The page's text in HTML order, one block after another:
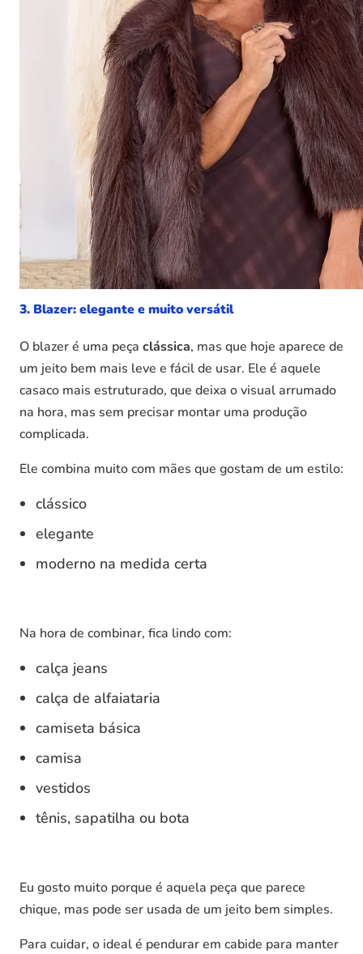
3. Blazer: elegante e muito versátil
O blazer é uma peça clássica, mas que hoje aparece de
um jeito bem mais leve e fácil de usar. Ele é aquele
casaco mais estruturado, que deixa o visual arrumado
na hora, mas sem precisar montar uma produção
complicada.
Ele combina muito com mães que gostam de um estilo:
clássico
elegante
moderno na medida certa
Na hora de combinar, fica lindo com:
calça jeans
calça de alfaiataria
camiseta básica
camisa
vestidos
tênis, sapatilha ou bota
Eu gosto muito porque é aquela peça que parece
chique, mas pode ser usada de um jeito bem simples.
Para cuidar, o ideal é pendurar em cabide para manter